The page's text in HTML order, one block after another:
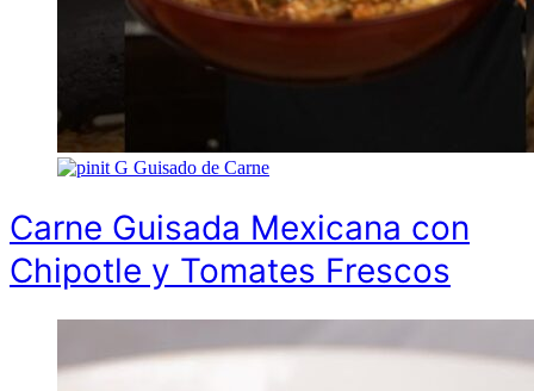
G Guisado de Carne
Carne Guisada Mexicana con
Chipotle y Tomates Frescos